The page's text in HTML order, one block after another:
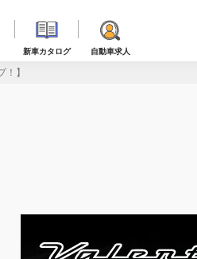
新車カタログ 自動車求人
】